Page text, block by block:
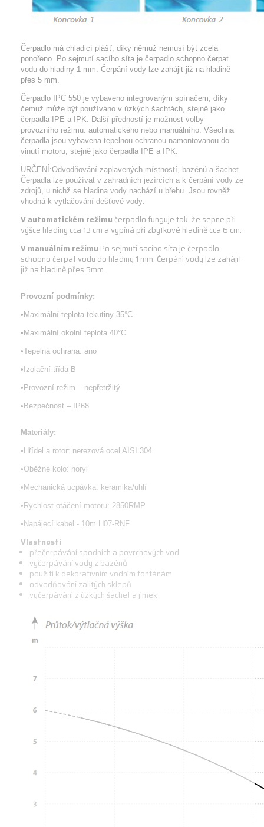
Čerpadlo má chladicí plášť, díky němuž nemusí být zcela
ponořeno. Po sejmutí sacího síta je čerpadlo schopno čerpat
vodu do hladiny 1 mm. Čerpání vody lze zahájit již na hladině
přes 5 mm.
Čerpadlo IPC 550 je vybaveno integrovaným spínačem, díky
čemuž může být používáno v úzkých šachtách, stejně jako
čerpadla IPE a IPK. Další předností je možnost volby
provozního režimu: automatického nebo manuálního. Všechna
čerpadla jsou vybavena tepelnou ochranou namontovanou do
vinutí motoru, stejně jako čerpadla IPE a IPK.
URČENÍ:Odvodňování zaplavených místností, bazénů a šachet.
Čerpadla lze používat v zahradních jezírcích a k čerpání vody ze
zdrojů, u nichž se hladina vody nachází u břehu. Jsou rovněž
vhodná k vytlačování dešťové vody.
V automatickém režimu čerpadlo funguje tak, že sepne při
výšce hladiny cca 13 cm a vypíná při zbytkové hladině cca 6 cm.
V manuálním režimu Po sejmutí sacího síta je čerpadlo
schopno čerpat vodu do hladiny 1 mm. Čerpání vody lze zahájit
již na hladině přes 5mm.
Provozní podmínky:
• Maximální teplota tekutiny 35°C
• Maximální okolní teplota 40°C
• Tepelná ochrana: ano
• Izolační třída B
• Provozní režim – nepřetržitý
• Bezpečnost – IP68
Materiály:
• Hřídel a rotor: nerezová ocel AISI 304
•Oběžné kolo: noryl
• Mechanická ucpávka: keramika/uhl í
• Rychlost otáčení motoru: 2850RMP
• Napájecí kabel - 10m H07-RNF
Vlastnosti
přečerpávání spodních a povrchových vod
vyčerpávání vody z bazénů
použití k dekorativním vodním fontánám
odvodňování zalitých sklepů
vyčerpávání z úzkých šachet a jímek